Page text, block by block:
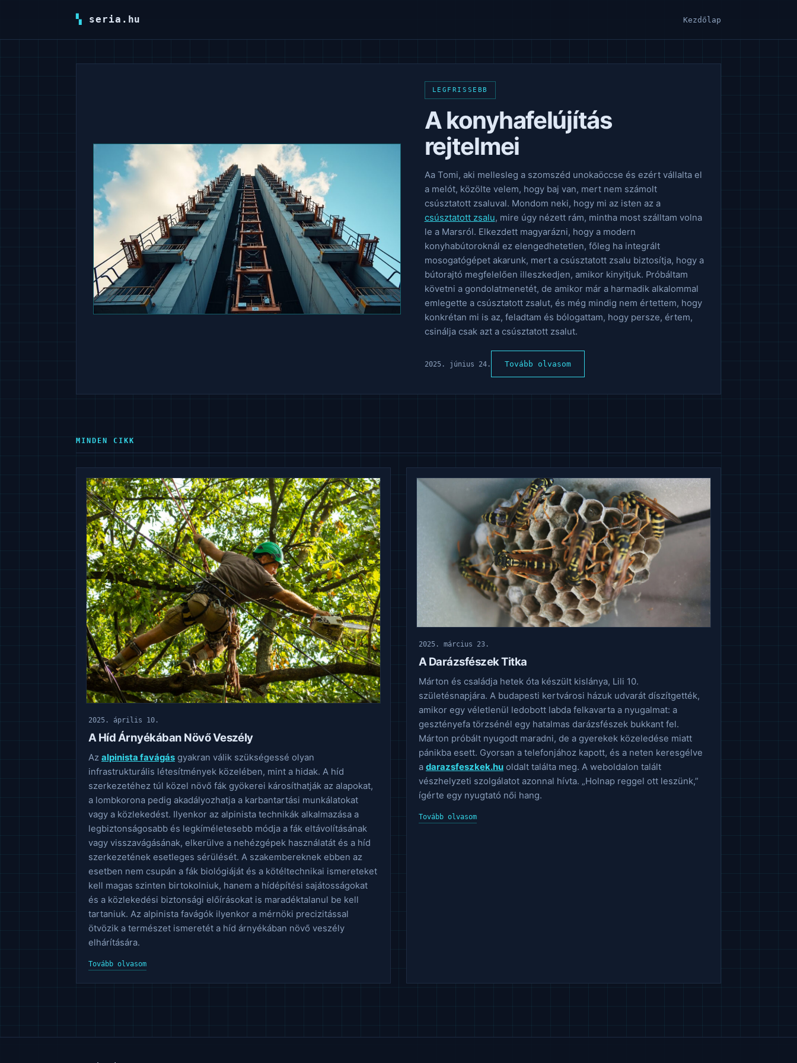
seria.hu Kezdőlap
LEGFRISSEBB
A konyhafelújítás
rejtelmei
Aa Tomi, aki mellesleg a szomszéd unokaöccse és ezért vállalta el
a melót, közölte velem, hogy baj van, mert nem számolt
csúsztatott zsaluval. Mondom neki, hogy mi az isten az a
csúsztatott zsalu, mire úgy nézett rám, mintha most szálltam volna
le a Marsról. Elkezdett magyarázni, hogy a modern
konyhabútoroknál ez elengedhetetlen, főleg ha integrált
mosogatógépet akarunk, mert a csúsztatott zsalu biztosítja, hogy a
bútorajtó megfelelően illeszkedjen, amikor kinyitjuk. Próbáltam
követni a gondolatmenetét, de amikor már a harmadik alkalommal
emlegette a csúsztatott zsalut, és még mindig nem értettem, hogy
konkrétan mi is az, feladtam és bólogattam, hogy persze, értem,
csinálja csak azt a csúsztatott zsalut.
2025. június 24. Tovább olvasom
MINDEN CIKK
2025. április 10.
A Híd Árnyékában Növő Veszély
Az alpinista favágás gyakran válik szükségessé olyan
infrastrukturális létesítmények közelében, mint a hidak. A híd
szerkezetéhez túl közel növő fák gyökerei károsíthatják az alapokat,
a lombkorona pedig akadályozhatja a karbantartási munkálatokat
vagy a közlekedést. Ilyenkor az alpinista technikák alkalmazása a
legbiztonságosabb és legkíméletesebb módja a fák eltávolításának
vagy visszavágásának, elkerülve a nehézgépek használatát és a híd
szerkezetének esetleges sérülését. A szakembereknek ebben az
esetben nem csupán a fák biológiáját és a kötéltechnikai ismereteket
kell magas szinten birtokolniuk, hanem a hídépítési sajátosságokat
és a közlekedési biztonsági előírásokat is maradéktalanul be kell
tartaniuk. Az alpinista favágók ilyenkor a mérnöki precizitással
ötvözik a természet ismeretét a híd árnyékában növő veszély
elhárítására.
Tovább olvasom
2025. március 23.
A Darázsfészek Titka
Márton és családja hetek óta készült kislánya, Lili 10.
születésnapjára. A budapesti kertvárosi házuk udvarát díszítgették,
amikor egy véletlenül ledobott labda felkavarta a nyugalmat: a
gesztényefa törzsénél egy hatalmas darázsfészek bukkant fel.
Márton próbált nyugodt maradni, de a gyerekek közeledése miatt
pánikba esett. Gyorsan a telefonjához kapott, és a neten keresgélve
a darazsfeszkek.hu oldalt találta meg. A weboldalon talált
vészhelyzeti szolgálatot azonnal hívta. „Holnap reggel ott leszünk,”
ígérte egy nyugtató női hang.
Tovább olvasom